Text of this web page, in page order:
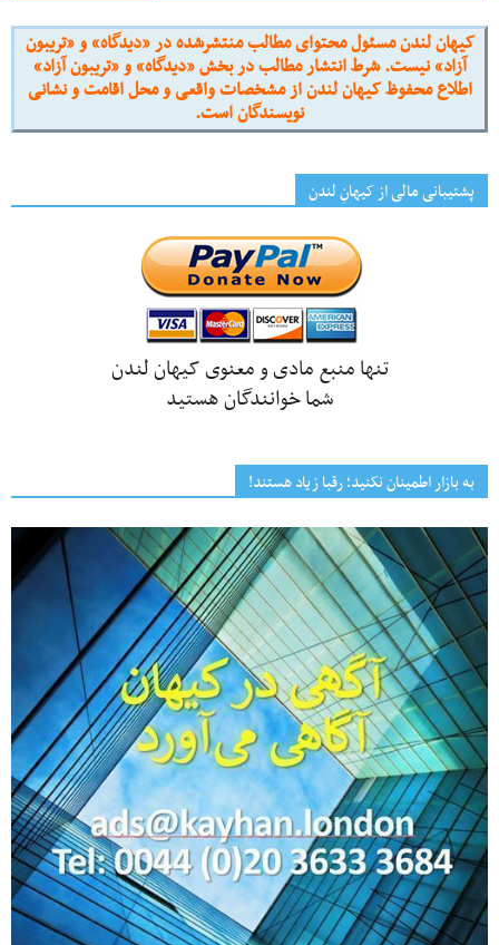
کیهان لندن مسئول محتوای مطالب منتشرشده در «دیدگاه» و «تریبون
آزاد» نیست. شرط انتشار مطالب در بخش «دیدگاه» و «تریبون آزاد»
اطلاع محفوظ کیهان لندن از مشخصات واقعی و محل اقامت و نشانی
نویسندگان است.
پشتیبانی مالی از کیهانِ لندن
تنها منبع مادی و معنوی کیهان لندن
شما خوانندگان هستید
به بازار اطمینان نکنید؛ رقبا زیاد هستند!